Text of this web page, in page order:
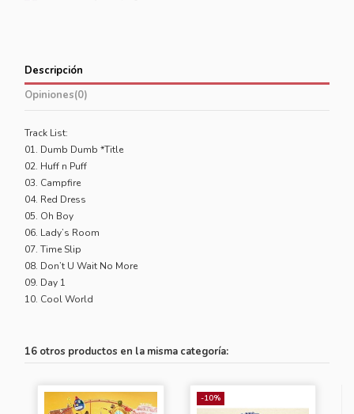
Descripción
Opiniones(0)
Track List:
01. Dumb Dumb *Title
02. Huff n Puff
03. Campfire
04. Red Dress
05. Oh Boy
06. Lady’s Room
07. Time Slip
08. Don’t U Wait No More
09. Day 1
10. Cool World
16 otros productos en la misma categoría:
-10%